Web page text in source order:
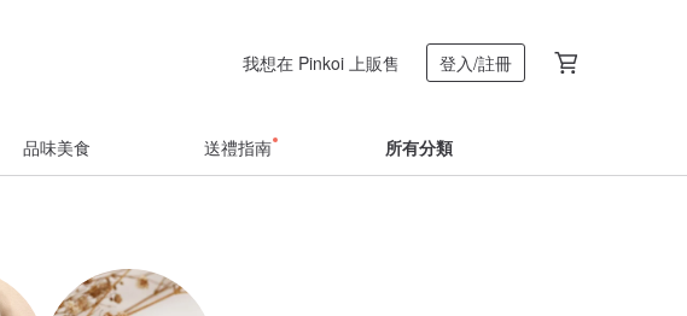
我想在 Pinkoi 上販售 登入/註冊
品味美食 送禮指南 所有分類